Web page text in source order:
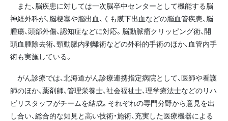
また、脳疾患に対しては一次脳卒中センターとして機能する脳
神経外科が、脳梗塞や脳出血、くも膜下出血などの脳血管疾患、脳
腫瘍、頭部外傷、認知症などに対応。脳動脈瘤クリッピング術、開
頭血腫除去術、頸動脈内剥離術などの外科的手術のほか、血管内手
術も実施している。
がん診療では、北海道がん診療連携指定病院として、医師や看護
師のほか、薬剤師、管理栄養士、社会福祉士、理学療法士などのリハ
ビリスタッフがチームを結成。それぞれの専門分野から意見を出
し合い、総合的な知見と高い技術・施術、充実した医療機器による